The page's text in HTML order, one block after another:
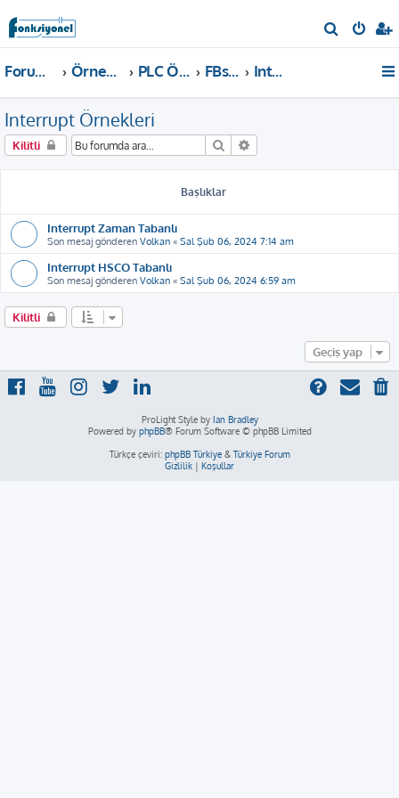
r
Forum ana sayfa Örnekler ve Dokümanlar PLC Örnekleri FBs, B1, B1z, HB1 PLC Interrupt Örnekleri
Interrupt Örnekleri
Kilitli Ara
Başlıklar
Interrupt Zaman Tabanlı
Son mesaj gönderen Volkan « Sal Şub 06, 2024 7:14 am
Interrupt HSCO Tabanlı
Son mesaj gönderen Volkan « Sal Şub 06, 2024 6:59 am
Kilitli
Geçiş yap
ProLight Style by Ian Bradley
Powered by phpBB® Forum Software © phpBB Limited
Türkçe çeviri: phpBB Türkiye& Türkiye Forum
Gizlilik | Koşullar